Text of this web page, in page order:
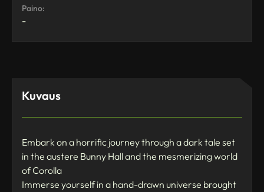
Paino:
-
Kuvaus
Embark on a horrific journey through a dark tale set
in the austere Bunny Hall and the mesmerizing world
of Corolla
Immerse yourself in a hand-drawn universe brought